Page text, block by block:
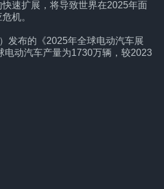
速扩展，将导致世界在2025年面
机。
发布的《2025年全球电动汽车展
电动汽车产量为1730万辆，较2023